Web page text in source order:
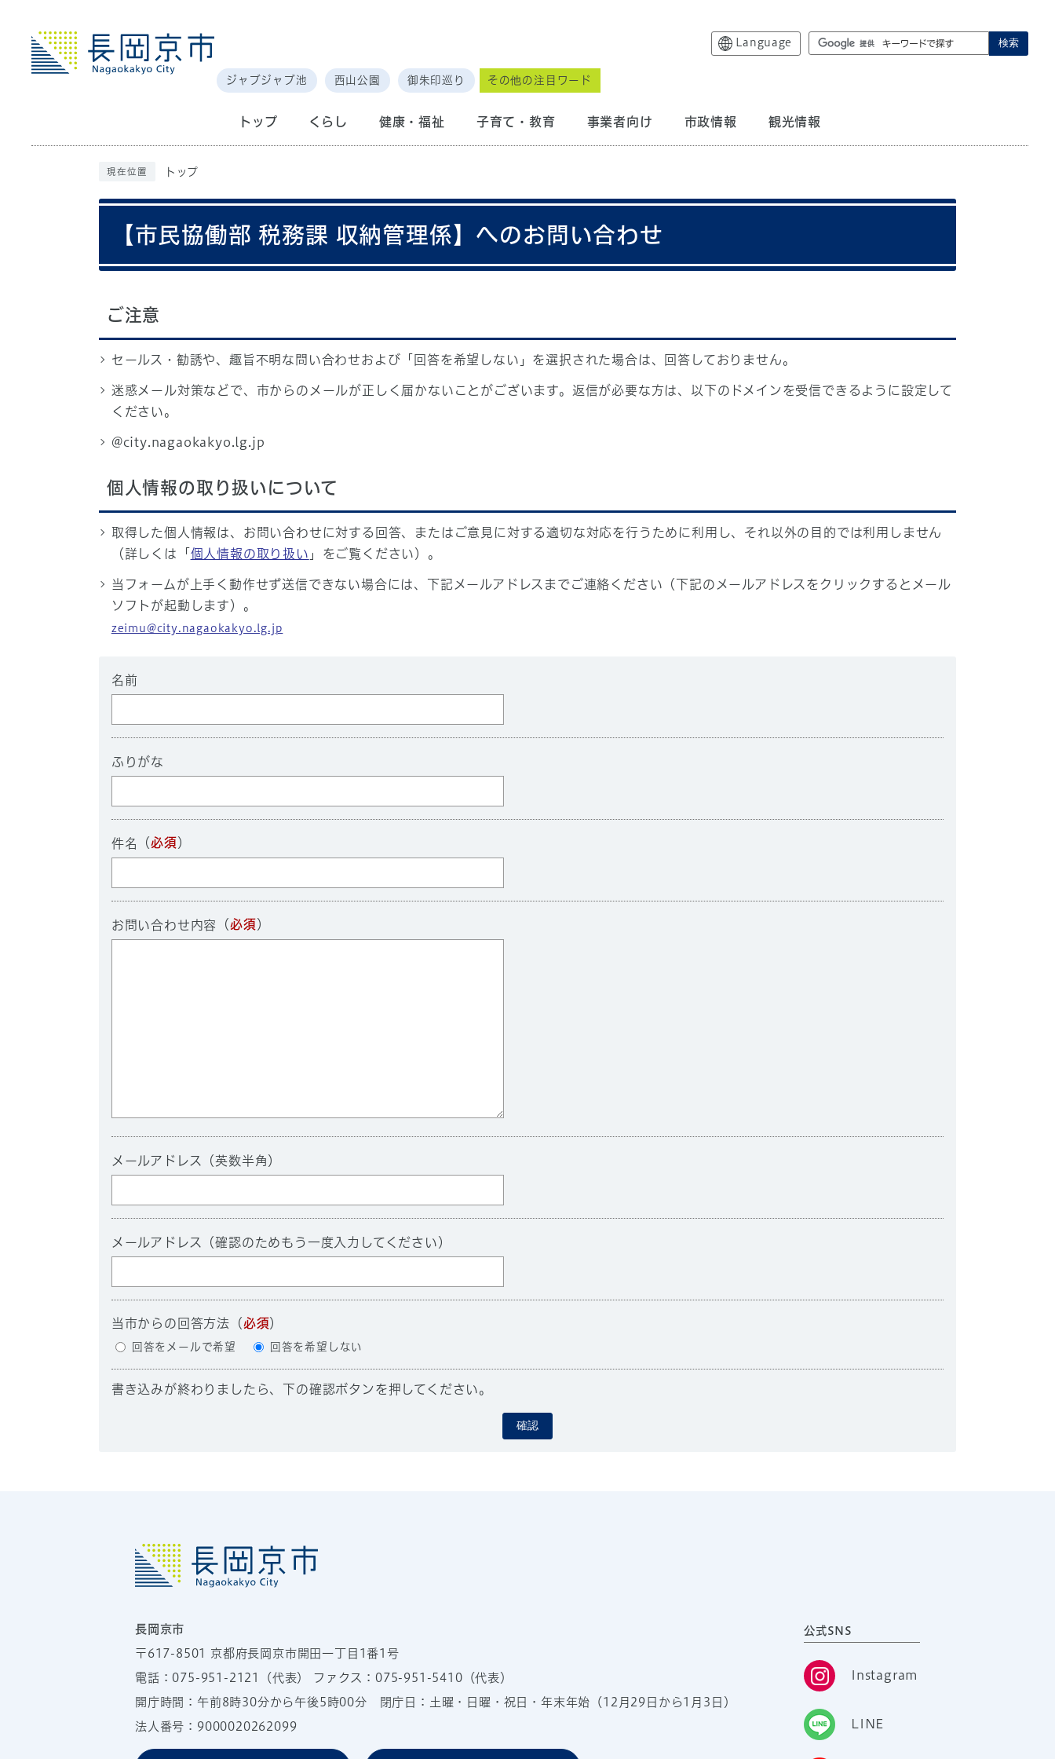
Language 検索
ジャブジャブ池 西山公園 御朱印巡り その他の注目ワード
トップ くらし 健康・福祉 子育て・教育 事業者向け 市政情報 観光情報
現在位置 トップ
【市民協働部 税務課 収納管理係】へのお問い合わせ
ご注意
セールス・勧誘や、趣旨不明な問い合わせおよび「回答を希望しない」を選択された場合は、回答しておりません。
迷惑メール対策などで、市からのメールが正しく届かないことがございます。返信が必要な方は、以下のドメインを受信できるように設定して
ください。
@city.nagaokakyo.lg.jp
個人情報の取り扱いについて
取得した個人情報は、お問い合わせに対する回答、またはご意見に対する適切な対応を行うために利用し、それ以外の目的では利用しません
（詳しくは「 個人情報の取り扱い 」をご覧ください）。
当フォームが上手く動作せず送信できない場合には、下記メールアドレスまでご連絡ください（下記のメールアドレスをクリックするとメール
ソフトが起動します）。
zeimu@city.nagaokakyo.lg.jp
名前
ふりがな
件名 （必須 ）
お問い合わせ内容 （必須 ）
メールアドレス（英数半角）
メールアドレス（確認のためもう一度入力してください）
当市からの回答方法 （必須）
回答をメールで希望 回答を希望しない
書き込みが終わりましたら、下の確認ボタンを押してください。
確認
長岡京市
〒617-8501 京都府長岡京市開田一丁目1番1号
電話：075-951-2121 （代表） ファクス：075-951-5410（代表）
開庁時間：午前8時30分から午後5時00分 閉庁日：土曜・日曜・祝日・年末年始（12月29日から1月3日）
法人番号：9000020262099
公式SNS
Instagram
LINE